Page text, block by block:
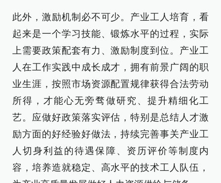
此外，激励机制必不可少。产业工人培育，看
起来是一个学习技能、锻炼水平的过程，实际
上需要政策配套有力、激励制度到位。产业工
人在工作实践中成长成才，拥有前景广阔的职
业生涯，按照市场资源配置规律获得合法劳动
所得，才能心无旁骛做研究、提升精细化工
艺。应做好政策落实评估，特别是总结人才激
励方面的好经验好做法，持续完善事关产业工
人切身利益的待遇保障、资历评价等制度内
容，培养造就稳定、高水平的技术工人队伍，